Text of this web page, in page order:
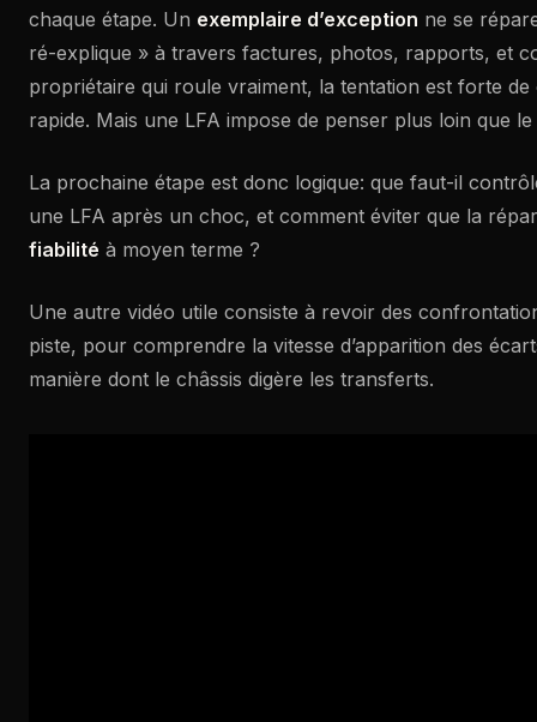
chaque étape. Un exemplaire d’exception ne se
ré-explique » à travers factures, photos, rapports, et
propriétaire qui roule vraiment, la tentation est forte de
rapide. Mais une LFA impose de penser plus loin que
La prochaine étape est donc logique: que faut-il
une LFA après un choc, et comment éviter que la
fiabilité à moyen terme ?
Une autre vidéo utile consiste à revoir des
piste, pour comprendre la vitesse d’apparition des
manière dont le châssis digère les transferts.